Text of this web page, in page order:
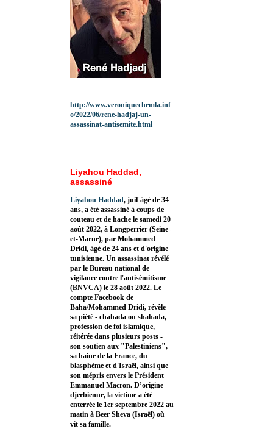
http://www.veroniquechemla.inf
o/2022/06/rene-hadjaj-un-
assassinat-antisemite.html
Liyahou Haddad,
assassiné
Liyahou Haddad, juif âgé de 34
ans, a été assassiné à coups de
couteau et de hache le samedi 20
août 2022, à Longperrier (Seine-
et-Marne), par Mohammed
Dridi, âgé de 24 ans et d'origine
tunisienne. Un assassinat révélé
par le Bureau national de
vigilance contre l'antisémitisme
(BNVCA) le 28 août 2022. Le
compte Facebook de
Baha/Mohammed Dridi, révèle
sa piété - chahada ou shahada,
profession de foi islamique,
réitérée dans plusieurs posts -
son soutien aux "Palestiniens",
sa haine de la France, du
blasphème et d'Israël, ainsi que
son mépris envers le Président
Emmanuel Macron. D’origine
djerbienne, la victime a été
enterrée le 1er septembre 2022 au
matin à Beer Sheva (Israël) où
vit sa famille.